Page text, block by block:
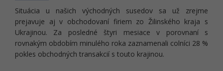
Situácia u našich východných susedov sa už zrejme
prejavuje aj v obchodovaní firiem zo Žilinského kraja s
Ukrajinou. Za posledné štyri mesiace v porovnaní s
rovnakým obdobím minulého roka zaznamenali colníci 28 %
pokles obchodných transakcií s touto krajinou.